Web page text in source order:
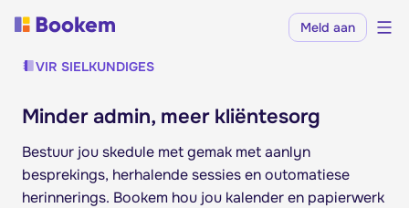
Meld aan
VIR SIELKUNDIGES
Minder admin, meer kliëntesorg
Bestuur jou skedule met gemak met aanlyn
besprekings, herhalende sessies en outomatiese
herinnerings. Bookem hou jou kalender en papierwerk